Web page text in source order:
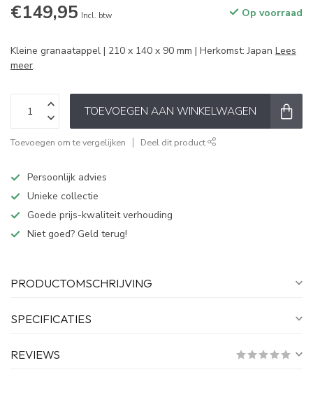
€149,95 Incl. btw Op voorraad
Kleine granaatappel | 210 x 140 x 90 mm | Herkomst: Japan Lees
meer.
TOEVOEGEN AAN WINKELWAGEN
Toevoegen om te vergelijken Deel dit product
Persoonlijk advies
Unieke collectie
Goede prijs-kwaliteit verhouding
Niet goed? Geld terug!
PRODUCTOMSCHRIJVING
SPECIFICATIES
REVIEWS